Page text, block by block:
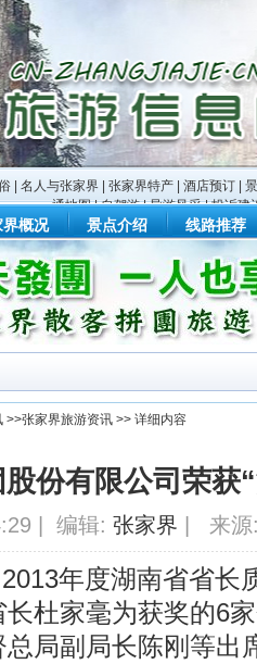
名人与张家界 张家界特产 酒店预订
通地图|自驾游|导游风采|投诉建
界概况 景点介绍 线路推荐
>>张家界旅游资讯 >> 详细内容
份有限公司荣获
| 编辑: 张家界 | 来源
年度湖南省省长
杜家毫为获奖的6
局副局长陈刚等出